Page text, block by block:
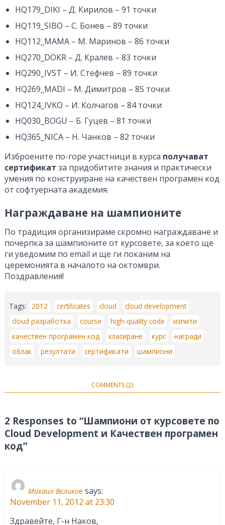
HQ179_DIKI – Д. Кирилов – 91 точки
HQ119_SIBO – С. Бонев – 89 точки
HQ112_MAMA – М. Маринов – 86 точки
HQ270_DOKR – Д. Кралев – 83 точки
HQ290_IVST – И. Стефчев – 89 точки
HQ269_MADI – М. Димитров – 85 точки
HQ124_IVKO – И. Колчагов – 84 точки
HQ030_BOGU – Б. Гуцев – 81 точки
HQ365_NICA – Н. Чанков – 82 точки
Изброените по-горе участници в курса получават
сертификат за придобитите знания и практически
умения по конструиране на качествен програмен код
от софтуерната академия.
Награждаване на шампионите
По традиция организираме скромно награждаване и
почерпка за шампионите от курсовете, за което ще
ги уведомим по email и ще ги поканим на
церемонията в началото на октомври.
Поздравления!
Tags: 2012 certificates cloud
cloud development
cloud разработка
course high-quality code
изпити
качествен програмен код
класиране курс
награди
облак
резултати сертификати шампиони
COMMENTS (2)
2 Responses to “Шампиони от курсовете по
Cloud Development и Качествен програмен
код”
Михаил Великов says:
November 11, 2012 at 23:30
Здравейте, Г-н Наков,